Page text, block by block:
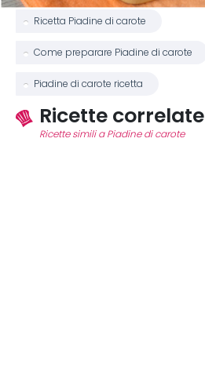
Ricetta Piadine di carote
Come preparare Piadine di carote
Piadine di carote ricetta
Ricette correlate
Ricette simili a Piadine di carote